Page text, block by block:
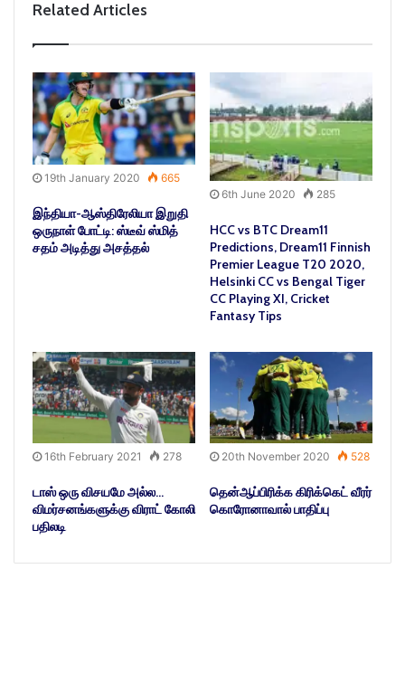
Related Articles
19th January 2020 665
இந்தியா-ஆஸ்திரேலியா இறுதி
ஒருநாள் போட்டி: ஸ்டீவ் ஸ்மித்
சதம் அடித்து அசத்தல்
6th June 2020 285
HCC vs BTC Dream11
Predictions, Dream11 Finnish
Premier League T20 2020,
Helsinki CC vs Bengal Tiger
CC Playing XI, Cricket
Fantasy Tips
16th February 2021 278
டாஸ் ஒரு விசயமே அல்ல…
விமர்சனங்களுக்கு விராட் கோலி
பதிலடி
20th November 2020 528
தென்ஆப்பிரிக்க கிரிக்கெட் வீரர்
கொரோனாவால் பாதிப்பு